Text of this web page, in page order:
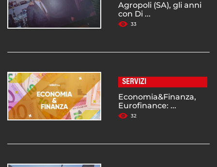
Agropoli (SA), gli anni
con Di ...
33
SERVIZI
Economia&Finanza,
Eurofinance: ...
32